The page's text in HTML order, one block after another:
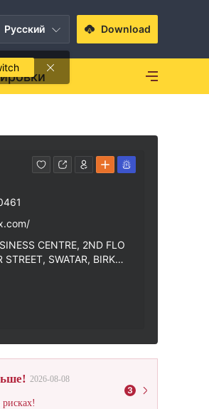
Pусский Download
CENTRE, 2ND FLO
STREET, SWATAR, BIRKIR
2026-08-08
3